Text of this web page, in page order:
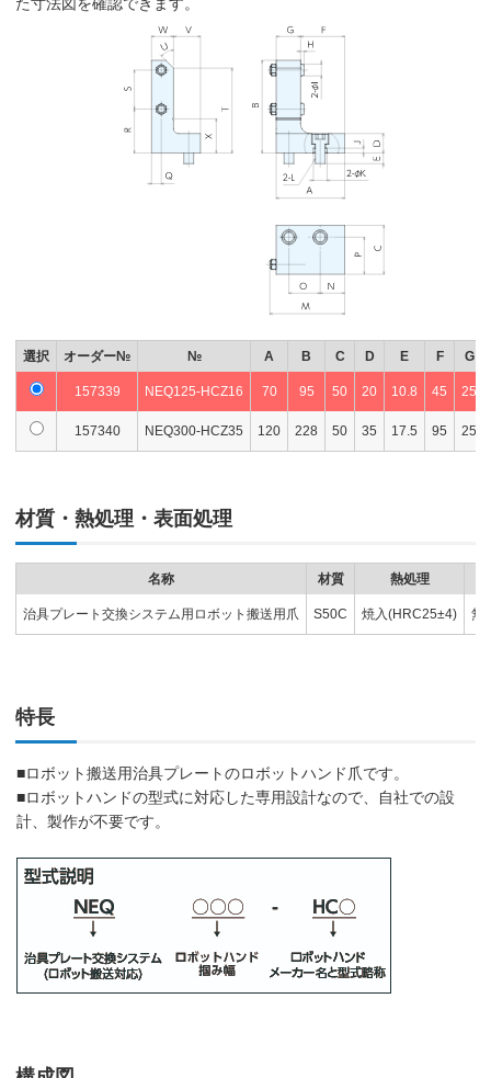
選択 オーダー№ № A B C D E F G
157339 NEQ125-HCZ16 70 95 50 20 10.8 45 25
157340 NEQ300-HCZ35 120 228 50 35 17.5 95 25
材質・熱処理・表面処理
名称 材質 熱処理
治具プレート交換システム用ロボット搬送用爪 S50C 焼入(HRC25±4) 無
特長
■ロボット搬送用治具プレートのロボットハンド爪です。
■ロボットハンドの型式に対応した専用設計なので、自社での設
計、製作が不要です。